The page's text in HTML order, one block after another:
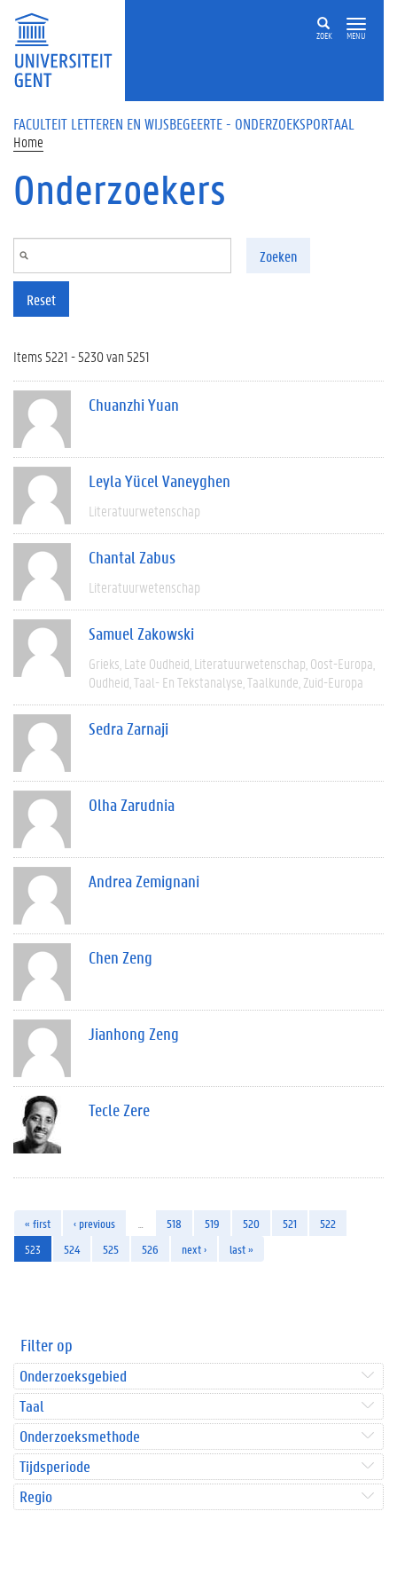
Overslaan en naar de inhoud gaan
ZOEK MENU
FACULTEIT LETTEREN EN WIJSBEGEERTE - ONDERZOEKSPORTAAL
Home
Onderzoekers
Zoeken
Reset
Items 5221 - 5230 van 5251
Chuanzhi Yuan
Leyla Yücel Vaneyghen
Literatuurwetenschap
Chantal Zabus
Literatuurwetenschap
Samuel Zakowski
Grieks Late Oudheid Literatuurwetenschap Oost-Europa
Oudheid Taal- En Tekstanalyse Taalkunde Zuid-Europa
Sedra Zarnaji
Olha Zarudnia
Andrea Zemignani
Chen Zeng
Jianhong Zeng
Tecle Zere
« first ‹ previous 518 519 520 521
522
523
524 525 526 next › last »
Filter op
Onderzoeksgebied
Taal
Onderzoeksmethode
Tijdsperiode
Regio